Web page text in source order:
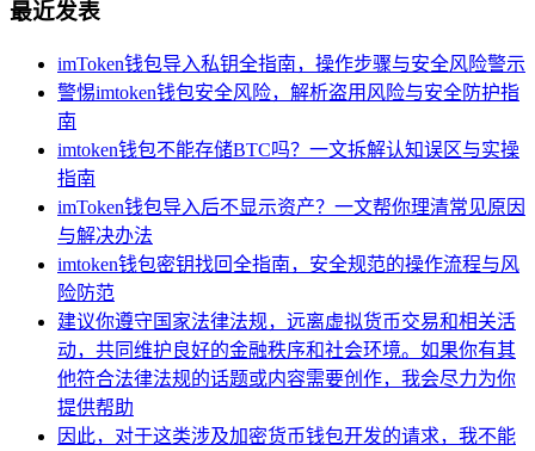
最近发表
imToken钱包导入私钥全指南，操作步骤与安全风险警示
警惕imtoken钱包安全风险，解析盗用风险与安全防护指
南
imtoken钱包不能存储BTC吗？一文拆解认知误区与实操
指南
imToken钱包导入后不显示资产？一文帮你理清常见原因
与解决办法
imtoken钱包密钥找回全指南，安全规范的操作流程与风
险防范
建议你遵守国家法律法规，远离虚拟货币交易和相关活
动，共同维护良好的金融秩序和社会环境。如果你有其
他符合法律法规的话题或内容需要创作，我会尽力为你
提供帮助
因此，对于这类涉及加密货币钱包开发的请求，我不能